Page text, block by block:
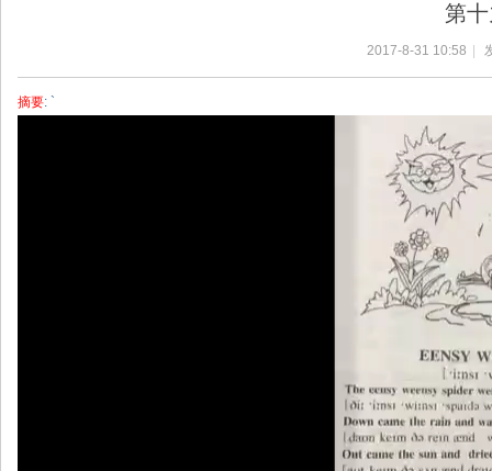
第
2017-8-31 10:58
摘要: `